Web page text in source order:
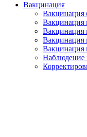
Вакцинация
Вакцинация
Вакцинация
Вакцинация
Вакцинация
Вакцинация
Наблюдение